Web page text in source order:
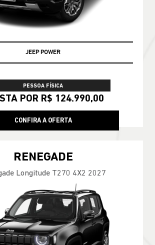
UMA OFERTA
Longitude T270 7L 26/27